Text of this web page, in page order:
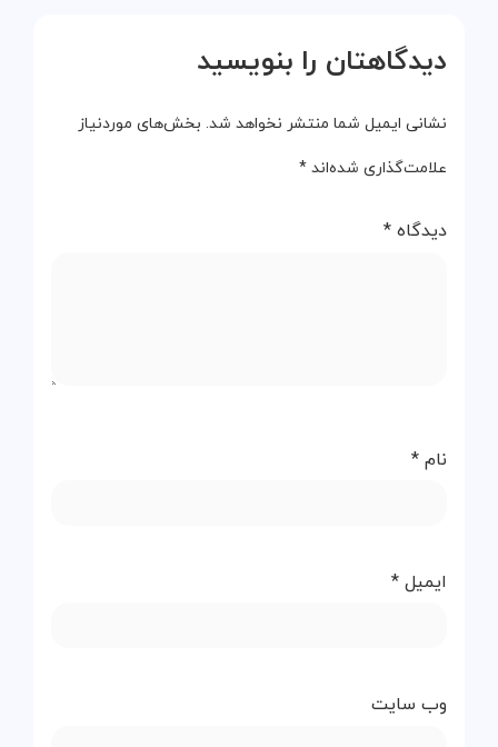
دیدگاهتان را بنویسید
نشانی ایمیل شما منتشر نخواهد شد. بخش‌های موردنیاز
علامت‌گذاری شده‌اند *
دیدگاه *
نام *
ایمیل *
وب‌ سایت